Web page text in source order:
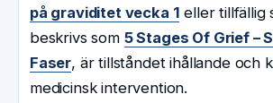
på graviditet vecka 1 eller tillfällig
beskrivs som 5 Stages Of Grief –
Faser, är tillståndet ihållande och
medicinsk intervention.